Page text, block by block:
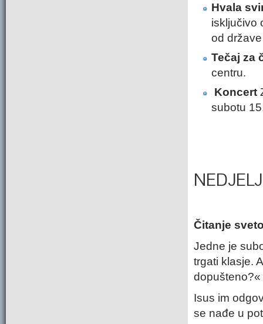
Hvala
isključivo
od
Tečaj za
centru.
Koncert
subotu
Čitanje
Jedne je
trgati klasje.
dopušteno?«
Isus im
se nađe u